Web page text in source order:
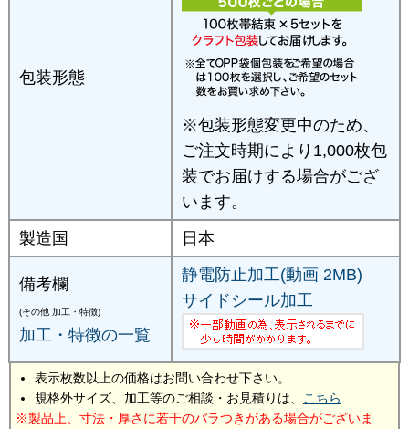
包装形態
※包装形態変更中のため、
ご注文時期により1,000枚包
装でお届けする場合がござ
います。
製造国
日本
備考欄
(その他 加工・特徴)
加工・特徴の一覧
静電防止加工(動画 2MB)
サイドシール加工
表示枚数以上の価格はお問い合わせ下さい。
規格外サイズ、加工等のご相談・お見積りは、
こちら
製品上、寸法・厚さに若干のバラつきがある場合がございま